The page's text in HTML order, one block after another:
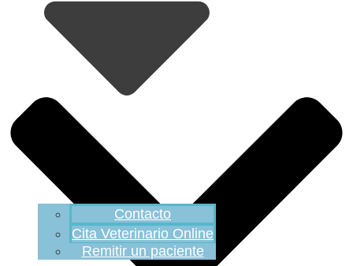
Contacto
Cita Veterinario Online
Remitir un paciente